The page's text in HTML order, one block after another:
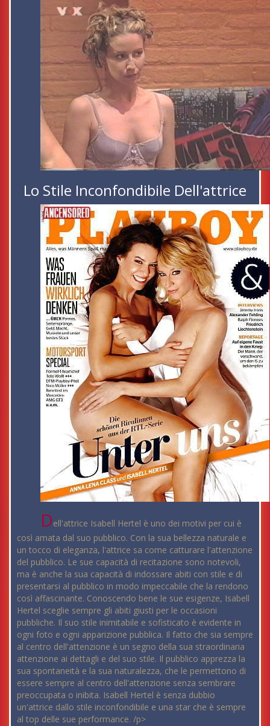
Lo Stile Inconfondibile Dell'attrice
Dell'attrice Isabell Hertel è uno dei motivi per cui è
così amata dal suo pubblico. Con la sua bellezza naturale e
un tocco di eleganza, l'attrice sa come catturare l'attenzione
del pubblico. Le sue capacità di recitazione sono notevoli,
ma è anche la sua capacità di indossare abiti con stile e di
presentarsi al pubblico in modo impeccabile che la rendono
così affascinante. Conoscendo bene le sue esigenze, Isabell
Hertel sceglie sempre gli abiti giusti per le occasioni
pubbliche. Il suo stile inimitabile e sofisticato è evidente in
ogni foto e ogni apparizione pubblica. Il fatto che sia sempre
al centro dell'attenzione è un segno della sua straordinaria
attenzione ai dettagli e del suo stile. Il pubblico apprezza la
sua spontaneità e la sua naturalezza, che le permettono di
essere sempre al centro dell'attenzione senza sembrare
preoccupata o inibita. Isabell Hertel è senza dubbio
un'attrice dallo stile inconfondibile e una star che è sempre
al top delle sue performance. /p>